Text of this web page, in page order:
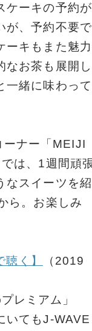
ケーキの予約が
が、予約不要で
ーキもまた魅力
なお茶も展開し
一緒に味わって
ーナー「MEIJI
は、1週間頑
なスイーツを紹
ら。お楽しみ
く】
（2019
レミアム」
いてもJ-WAVE